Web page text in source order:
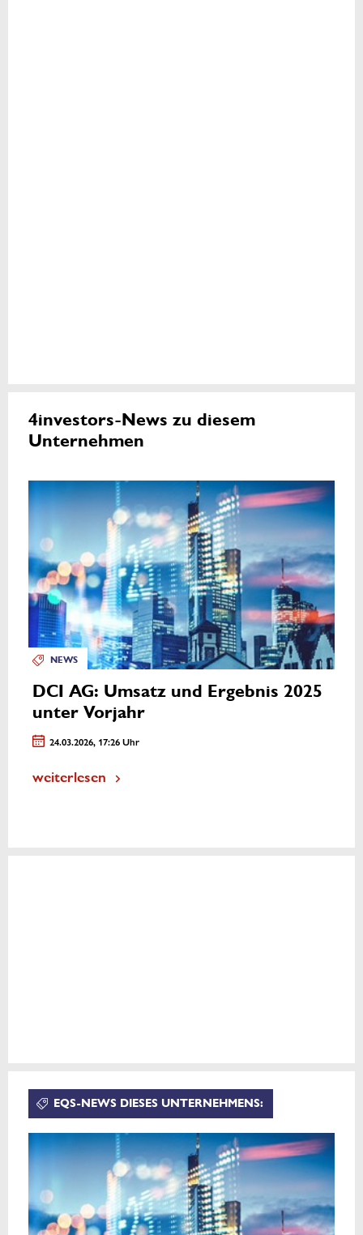
4investors-News zu diesem
Unternehmen
NEWS
DCI AG: Umsatz und Ergebnis 2025
unter Vorjahr
24.03.2026, 17:26 Uhr
weiterlesen
EQS-NEWS DIESES UNTERNEHMENS: